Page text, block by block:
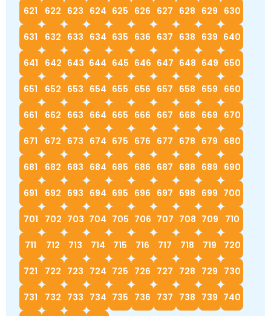
621 622 623 624 625 626 627 628 629 630
631 632 633 634 635 636 637 638 639 640
641 642 643 644 645 646 647 648 649 650
651 652 653 654 655 656 657 658 659 660
661 662 663 664 665 666 667 668 669 670
671 672 673 674 675 676 677 678 679 680
681 682 683 684 685 686 687 688 689 690
691 692 693 694 695 696 697 698 699 700
701 702 703 704 705 706 707 708 709 710
711 712 713 714 715 716 717 718 719 720
721 722 723 724 725 726 727 728 729 730
731 732 733 734 735 736 737 738 739 740